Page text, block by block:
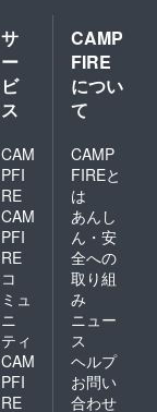
3月31日
です。
サ
ー
ビ
ス
CAM
PFI
RE
CAM
PFI
RE
コ
ミュ
ニ
ティ
CAM
PFI
RE
CAMP
FIRE
につい
て
CAMP
FIREと
は
あんし
ん・安
全への
取り組
み
ニュー
ス
ヘルプ
お問い
合わせ